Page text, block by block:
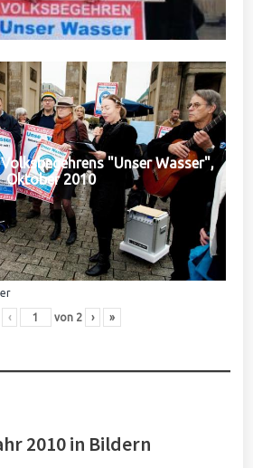
"Unser Wasser",
Oktober 2010
‹ von 2 › »
2010 in Bildern